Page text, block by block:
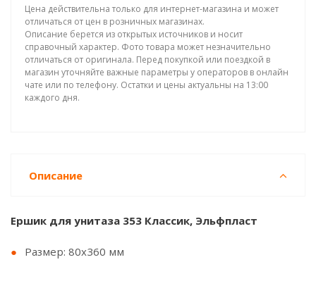
Цена действительна только для интернет-магазина и может
отличаться от цен в розничных магазинах.
Описание берется из открытых источников и носит
справочный характер. Фото товара может незначительно
отличаться от оригинала. Перед покупкой или поездкой в
магазин уточняйте важные параметры у операторов в онлайн
чате или по телефону. Остатки и цены актуальны на 13:00
каждого дня.
Описание
Ершик для унитаза 353 Классик, Эльфпласт
Размер: 80х360 мм